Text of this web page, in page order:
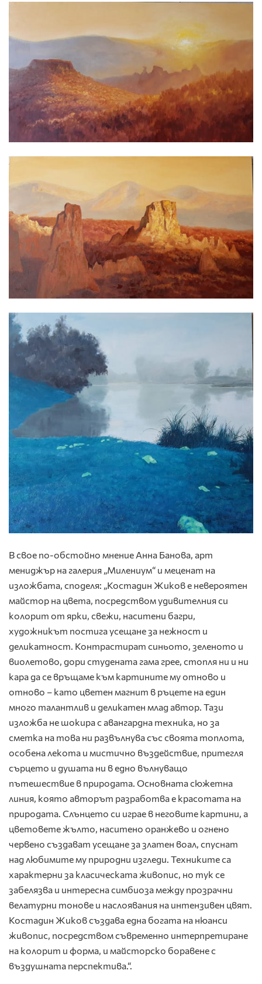
В свое по-обстойно мнение Анна Банова, арт
мениджър на галерия „Милениум“ и меценат на
изложбата, споделя: „Костадин Жиков е невероятен
майстор на цвета, посредством удивителния си
колорит от ярки, свежи, наситени багри,
художникът постига усещане за нежност и
деликатност. Контрастират синьото, зеленото и
виолетово, дори студената гама грее, стопля ни и ни
кара да се връщаме към картините му отново и
отново – като цветен магнит в ръцете на един
много талантлив и деликатен млад автор. Тази
изложба не шокира с авангардна техника, но за
сметка на това ни развълнува със своята топлота,
особена лекота и мистично въздействие, притегля
сърцето и душата ни в едно вълнуващо
пътешествие в природата. Основната сюжетна
линия, която авторът разработва е красотата на
природата. Слънцето си играе в неговите картини, а
цветовете жълто, наситено оранжево и огнено
червено създават усещане за златен воал, спуснат
над любимите му природни изгледи. Техниките са
характерни за класическата живопис, но тук се
забелязва и интересна симбиоза между прозрачни
велатурни тонове и наслоявания на интензивен цвят.
Костадин Жиков създава една богата на нюанси
живопис, посредством съвременно интерпретиране
на колорит и форма, и майсторско боравене с
въздушната перспектива.“.